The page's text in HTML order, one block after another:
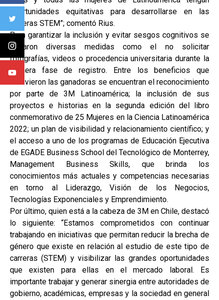
oportunidades equitativas para desarrollarse en las
carreras STEM”; comentó Rius.
Para garantizar la inclusión y evitar sesgos cognitivos se
tomaron diversas medidas como el no solicitar
fotografías, videos o procedencia universitaria durante la
primera fase de registro. Entre los beneficios que
obtuvieron las ganadoras se encuentran el reconocimiento
por parte de 3M Latinoamérica; la inclusión de sus
proyectos e historias en la segunda edición del libro
conmemorativo de 25 Mujeres en la Ciencia Latinoamérica
2022; un plan de visibilidad y relacionamiento científico; y
el acceso a uno de los programas de Educación Ejecutiva
de EGADE Business School del Tecnológico de Monterrey,
Management Business Skills, que brinda los
conocimientos más actuales y competencias necesarias
en torno al Liderazgo, Visión de los Negocios,
Tecnologías Exponenciales y Emprendimiento.
Por último, quien está a la cabeza de 3M en Chile, destacó
lo siguiente: “Estamos comprometidos con continuar
trabajando en iniciativas que permitan reducir la brecha de
género que existe en relación al estudio de este tipo de
carreras (STEM) y visibilizar las grandes oportunidades
que existen para ellas en el mercado laboral. Es
importante trabajar y generar sinergia entre autoridades de
gobierno, académicas, empresas y la sociedad en general